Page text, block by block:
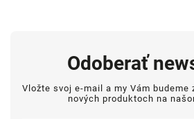
Odoberať
Vložte svoj e-mail a my Vám
nových produktoch na